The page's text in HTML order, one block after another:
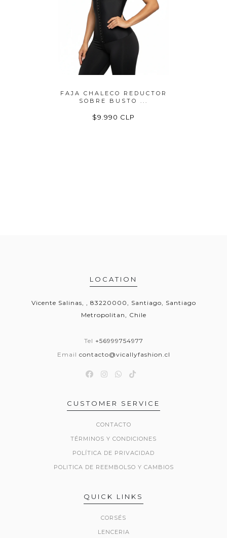
FAJA CHALECO REDUCTOR
SOBRE BUSTO ...
$9.990 CLP
LOCATION
Vicente Salinas, , 83220000, Santiago, Santiago
Metropolitan, Chile
Tel +56999754977
Email contacto@vicallyfashion.cl
CUSTOMER SERVICE
CONTACTO
TÉRMINOS Y CONDICIONES
POLÍTICA DE PRIVACIDAD
POLITICA DE REEMBOLSO Y CAMBIOS
QUICK LINKS
CORSÉS
LENCERIA